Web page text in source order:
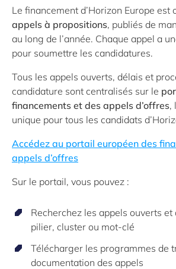
Le financement d’Horizon Europe est
appels à propositions, publiés de
au long de l’année. Chaque appel a
pour soumettre les candidatures.
Tous les appels ouverts, délais et
candidature sont centralisés sur le
financements et des appels d’offres,
unique pour tous les candidats
Accédez au portail européen des
appels d’offres
Sur le portail, vous pouvez :
Recherchez les appels ouverts et
pilier, cluster ou mot-clé
Télécharger les programmes de
documentation des appels